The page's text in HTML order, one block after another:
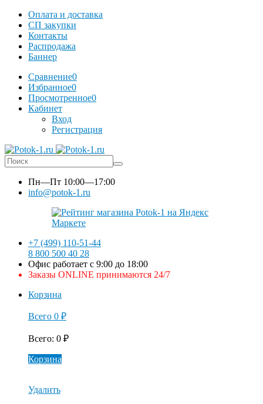
Оплата и доставка
СП закупки
Контакты
Распродажа
Баннер
Сравнение0
Избранное0
Просмотренное0
Кабинет
Вход
Регистрация
Пн—Пт 10:00—17:00
info@potok-1.ru
+7 (499) 110-51-44
8 800 500 40 28
Офис работает с 9:00 до 18:00
Заказы ONLINE принимаются 24/7
Корзина
Всего 0 ₽
Всего: 0 ₽
Корзина
Удалить